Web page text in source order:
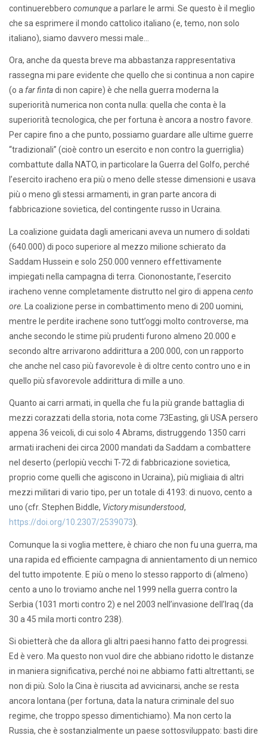
continuerebbero comunquea parlare le armi. Se questo è il meglio
che sa esprimere il mondo cattolico italiano (e, temo, non solo
italiano), siamo davvero messi male…
Ora, anche da questa breve ma abbastanza rappresentativa
rassegna mi pare evidente che quello che si continua a non capire
(o a far fintadi non capire) è che nella guerra moderna la
superiorità numerica non conta nulla: quella che conta è la
superiorità tecnologica, che per fortuna è ancora a nostro favore.
Per capire fino a che punto, possiamo guardare alle ultime guerre
“tradizionali” (cioè contro un esercito e non contro la guerriglia)
combattute dalla NATO, in particolare la Guerra del Golfo, perché
l’esercito iracheno era più o meno delle stesse dimensioni e usava
più o meno gli stessi armamenti, in gran parte ancora di
fabbricazione sovietica, del contingente russo in Ucraina.
La coalizione guidata dagli americani aveva un numero di soldati
(640.000) di poco superiore al mezzo milione schierato da
Saddam Hussein e solo 250.000 vennero effettivamente
impiegati nella campagna di terra. Ciononostante, l’esercito
iracheno venne completamente distrutto nel giro di appena cento
ore . La coalizione perse in combattimento meno di 200 uomini,
mentre le perdite irachene sono tutt’oggi molto controverse, ma
anche secondo le stime più prudenti furono almeno 20.000 e
secondo altre arrivarono addirittura a 200.000, con un rapporto
che anche nel caso più favorevole è di oltre cento contro uno e in
quello più sfavorevole addirittura di mille a uno.
Quanto ai carri armati, in quella che fu la più grande battaglia di
mezzi corazzati della storia, nota come 73Easting, gli USA persero
appena 36 veicoli, di cui solo 4 Abrams, distruggendo 1350 carri
armati iracheni dei circa 2000 mandati da Saddam a combattere
nel deserto (perlopiù vecchi T-72 di fabbricazione sovietica,
proprio come quelli che agiscono in Ucraina), più migliaia di altri
mezzi militari di vario tipo, per un totale di 4193: di nuovo, cento a
uno (cfr. Stephen Biddle, Victory misunderstood,
https://doi.org/10.2307/2539073).
Comunque la si voglia mettere, è chiaro che non fu una guerra, ma
una rapida ed efficiente campagna di annientamento di un nemico
del tutto impotente. E più o meno lo stesso rapporto di (almeno)
cento a uno lo troviamo anche nel 1999 nella guerra contro la
Serbia (1031 morti contro 2) e nel 2003 nell’invasione dell’Iraq (da
30 a 45 mila morti contro 238).
Si obietterà che da allora gli altri paesi hanno fatto dei progressi.
Ed è vero. Ma questo non vuol dire che abbiano ridotto le distanze
in maniera significativa, perché noi ne abbiamo fatti altrettanti, se
non di più. Solo la Cina è riuscita ad avvicinarsi, anche se resta
ancora lontana (per fortuna, data la natura criminale del suo
regime, che troppo spesso dimentichiamo). Ma non certo la
Russia, che è sostanzialmente un paese sottosviluppato: basti dire